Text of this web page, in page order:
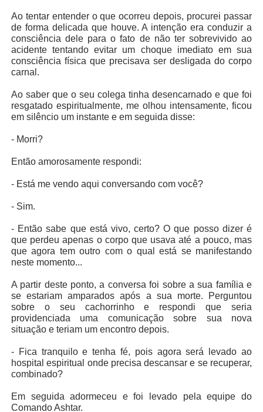
Ao tentar entender o que ocorreu depois, procurei passar
de forma delicada que houve. A intenção era conduzir a
consciência dele para o fato de não ter sobrevivido ao
acidente tentando evitar um choque imediato em sua
consciência física que precisava ser desligada do corpo
carnal.
Ao saber que o seu colega tinha desencarnado e que foi
resgatado espiritualmente, me olhou intensamente, ficou
em silêncio um instante e em seguida disse:
- Morri?
Então amorosamente respondi:
- Está me vendo aqui conversando com você?
- Sim.
- Então sabe que está vivo, certo? O que posso dizer é
que perdeu apenas o corpo que usava até a pouco, mas
que agora tem outro com o qual está se manifestando
neste momento...
A partir deste ponto, a conversa foi sobre a sua família e
se estariam amparados após a sua morte. Perguntou
sobre o seu cachorrinho e respondi que seria
providenciada uma comunicação sobre sua nova
situação e teriam um encontro depois.
- Fica tranquilo e tenha fé, pois agora será levado ao
hospital espiritual onde precisa descansar e se recuperar,
combinado?
Em seguida adormeceu e foi levado pela equipe do
Comando Ashtar.